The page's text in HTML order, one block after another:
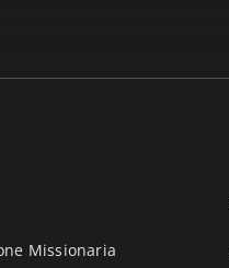
Missionaria